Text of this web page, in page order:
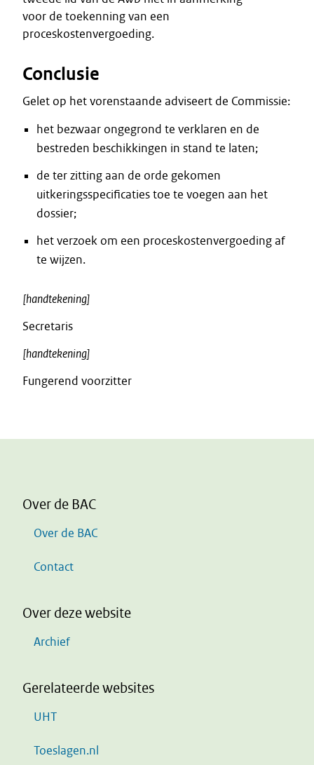
voor de toekenning van een
proceskostenvergoeding.
Conclusie
Gelet op het vorenstaande adviseert de Commissie:
het bezwaar ongegrond te verklaren en de
bestreden beschikkingen in stand te laten;
de ter zitting aan de orde gekomen
uitkeringsspecificaties toe te voegen aan het
dossier;
het verzoek om een proceskostenvergoeding af
te wijzen.
[handtekening]
Secretaris
[handtekening]
Fungerend voorzitter
Over de BAC
Over de BAC
Contact
Over deze website
Archief
Gerelateerde websites
UHT
Toeslagen.nl